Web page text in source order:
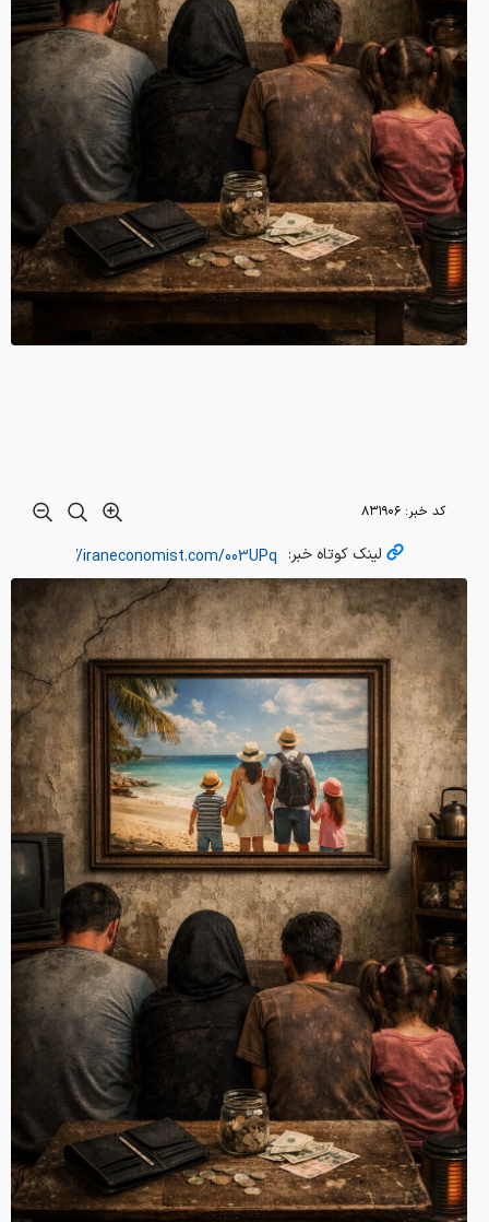
کد خبر: ۸۳۱۹۰۶
به گزارش ایران اکونومیست؛ مسافرت هم از سبد نوروز مردم
حذف شد